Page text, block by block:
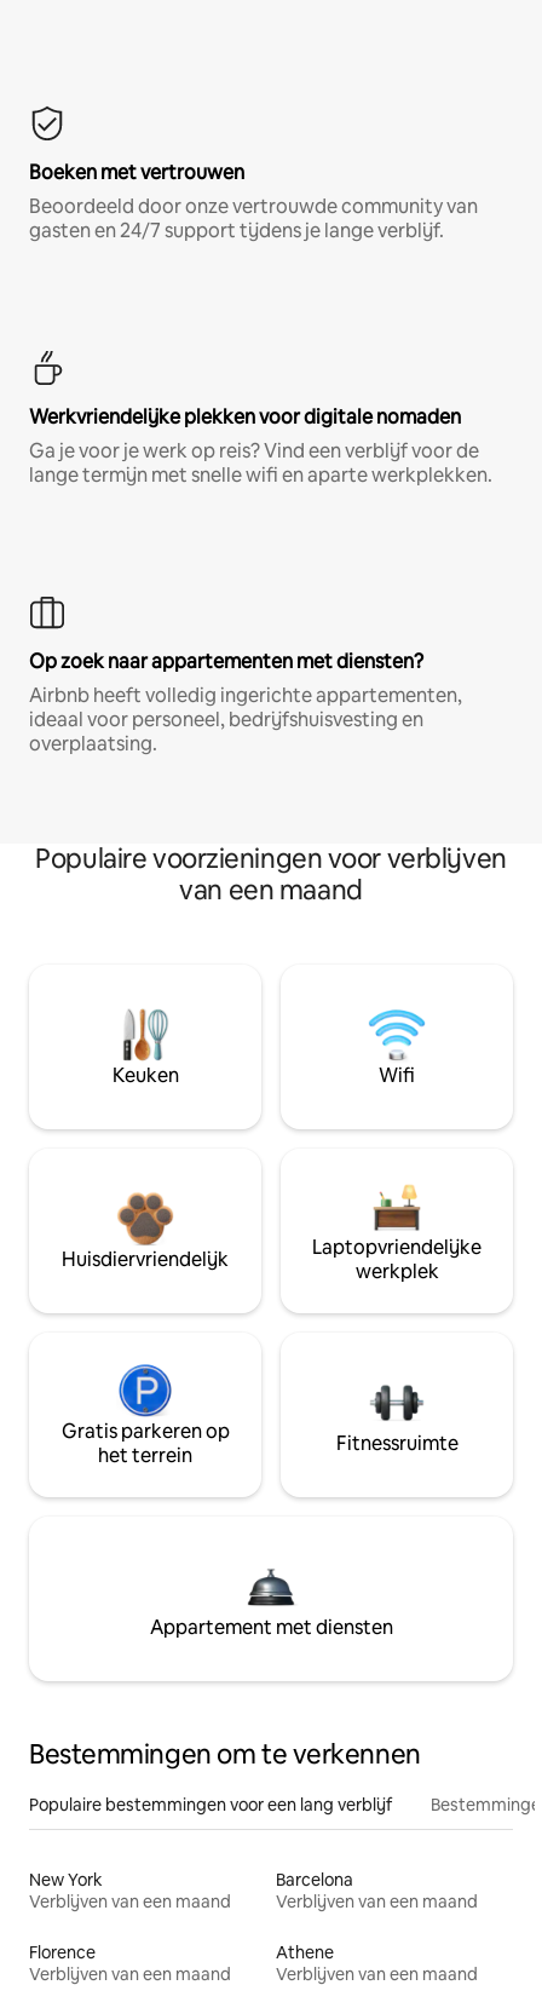
Boeken met vertrouwen
Beoordeeld door onze vertrouwde community van
gasten en 24/7 support tijdens je lange verblijf.
Werkvriendelijke plekken voor digitale nomaden
Ga je voor je werk op reis? Vind een verblijf voor de
lange termijn met snelle wifi en aparte werkplekken.
Op zoek naar appartementen met diensten?
Airbnb heeft volledig ingerichte appartementen,
ideaal voor personeel, bedrijfshuisvesting en
overplaatsing.
Populaire voorzieningen voor verblijven
van een maand
Keuken Wifi
Huisdiervriendelijk
Laptopvriendelijke
werkplek
Gratis parkeren op
het terrein
Fitnessruimte
Appartement met diensten
Bestemmingen om te verkennen
Populaire bestemmingen voor een lang verblijf
New York
Verblijven van een maand
Barcelona
Verblijven van een maand
Florence
Verblijven van een maand
Athene
Verblijven van een maand